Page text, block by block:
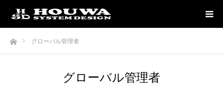
ホームグローバル管理者
グローバル管理者